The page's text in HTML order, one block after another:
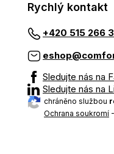
Rychlý kontakt
+420 515 266
Sledujte nás na
Sledujte nás na
chráněno službou
Ochrana soukromí -